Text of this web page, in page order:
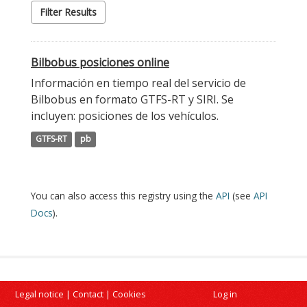
Filter Results
Bilbobus posiciones online
Información en tiempo real del servicio de
Bilbobus en formato GTFS-RT y SIRI. Se
incluyen: posiciones de los vehículos.
GTFS-RT pb
You can also access this registry using the API (see API
Docs).
Legal notice | Contact | Cookies Log in